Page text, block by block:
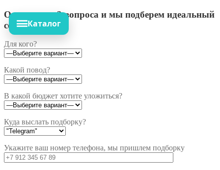
Ответьте на 3 вопроса и мы подберем идеальный
сет!
Для кого?
Какой повод?
В какой бюджет хотите уложиться?
Куда выслать подборку?
Укажите ваш номер телефона, мы пришлем подборку
Каталог